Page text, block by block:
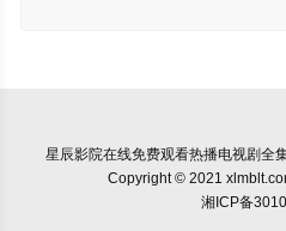
星辰影院在线免费观看热播电视剧全
Copyright © 2021
湘ICP备